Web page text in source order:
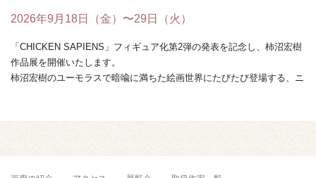
2026年9月18日（金）〜29日（火）
「CHICKEN SAPIENS」フィギュア化第2弾の発表を記念し、柿沼宏樹
作品展を開催いたします。
柿沼宏樹のユーモラスで暗喩に満ちた絵画世界にたびたび登場する、ニ